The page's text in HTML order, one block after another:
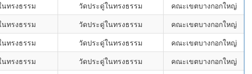
นทรงธรรม วัดประดู่ในทรงธรรม
คณะเขตบางกอกใหญ่
นทรงธรรม วัดประดู่ในทรงธรรม
คณะเขตบางกอกใหญ่
นทรงธรรม วัดประดู่ในทรงธรรม
คณะเขตบางกอกใหญ่
นทรงธรรม วัดประดู่ในทรงธรรม
คณะเขตบางกอกใหญ่